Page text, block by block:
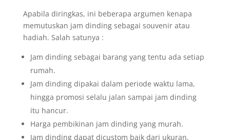
Apabila diringkas, ini beberapa argumen kenapa
memutuskan jam dinding sebagai souvenir atau
hadiah. Salah satunya :
Jam dinding sebagai barang yang tentu ada setiap
rumah.
Jam dinding dipakai dalam periode waktu lama,
hingga promosi selalu jalan sampai jam dinding
itu hancur.
Harga pembikinan jam dinding yang murah.
Jam dinding dapat dicustom baik dari ukuran,